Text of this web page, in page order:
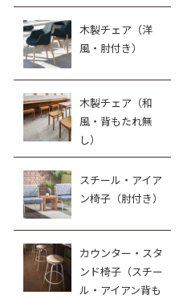
木製チェア（洋
風・肘付き）
木製チェア（和
風・背もたれ無
し）
スチール・アイア
ン椅子（肘付き）
カウンター・スタ
ンド椅子（スチー
ル・アイアン背も